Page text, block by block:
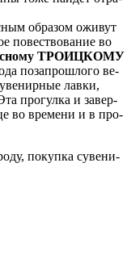
об­ра­зом ожи­вут
по­вест­во­ва­ние во
ТРО­ИЦКО­МУ
по­за­про­шло­го ве­
лав­ки,
про­гул­ка и за­вер­
во вре­ме­ни и в про­
по­куп­ка су­ве­ни­